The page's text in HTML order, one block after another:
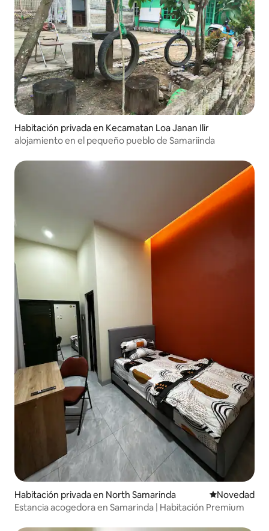
Habitación privada en Kecamatan Loa Janan Ilir
alojamiento en el pequeño pueblo de Samariinda
Habitación privada en North Samarinda Lugar para
Novedad
Estancia acogedora en Samarinda | Habitación Premium